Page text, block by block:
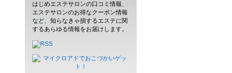
はじめエステサロンの口コミ情報、
エステサロンのお得なクーポン情報
など、知らなきゃ損するエステに関
するあらゆる情報をお届けします。